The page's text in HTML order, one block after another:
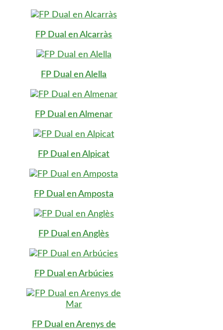
FP Dual en Alcarràs
FP Dual en Alella
FP Dual en Almenar
FP Dual en Alpicat
FP Dual en Amposta
FP Dual en Anglès
FP Dual en Arbúcies
FP Dual en Arenys de